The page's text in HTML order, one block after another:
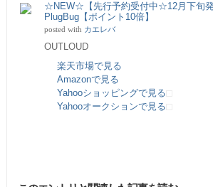
☆NEW☆【先行予約受付中☆12月下旬発
PlugBug【ポイント10倍】
posted with カエレバ
OUTLOUD
楽天市場で見る
Amazonで見る
Yahooショッピングで見る
Yahooオークションで見る